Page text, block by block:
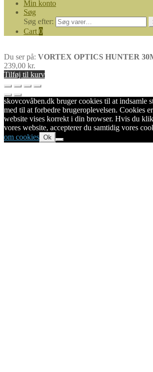
Min konto
Søg
Søg efter:
Cart 0
Du ser på: VORTEX OPTICS HUNTER
239,00 kr.
Tilføj til kurv
skovcovåben.dk bruger cookies til at indsamle
med til at forbedre brugeroplevelsen. Cookies
website vises korrekt i din browser. Hvis du
vores website, accepterer du samtidig vores
om cookies Ok